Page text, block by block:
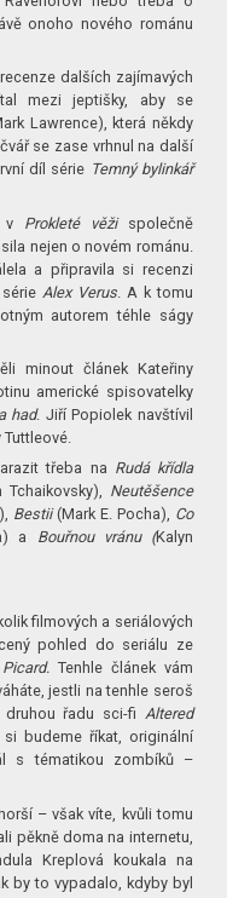
onoho nového románu
dalších zajímavých
mezi jeptišky, aby se
Lawrence), která někdy
se zase vrhnul na další
díl série Temný bylinkář
v Prokleté věži společně
nejen o novém románu.
a připravila si recenzi
Alex Verus. A k tomu
autorem téhle ságy
minout článek Kateřiny
americké spisovatelky
had. Jiří Popiolek navštívil
Tuttleové.
třeba na Rudá křídla
Tchaikovsky), Neutěšence
Bestii(Mark E. Pocha), Co
a Bouřnou vránu (Kalyn
filmových a seriálových
pohled do seriálu ze
Tenhle článek vám
jestli na tenhle seroš
druhou řadu sci-fi Altered
budeme říkat, originální
s tématikou zombíků –
– však víte, kvůli tomu
pěkně doma na internetu,
Kreplová koukala na
by to vypadalo, kdyby byl